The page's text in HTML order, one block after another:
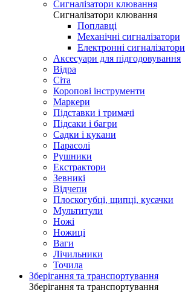
Сигналізатори клювання
Сигналізатори клювання
Поплавці
Механічні сигналізатори
Електронні сигналізатори
Аксесуари для підгодовування
Відра
Сіта
Коропові інструменти
Маркери
Підставки і тримачі
Підсаки і багри
Садки і кукани
Парасолі
Рушники
Екстрактори
Зевникі
Відчепи
Плоскогубці, щипці, кусачки
Мультитули
Ножі
Ножиці
Ваги
Лічильники
Точила
Зберігання та транспортування
Зберігання та транспортування